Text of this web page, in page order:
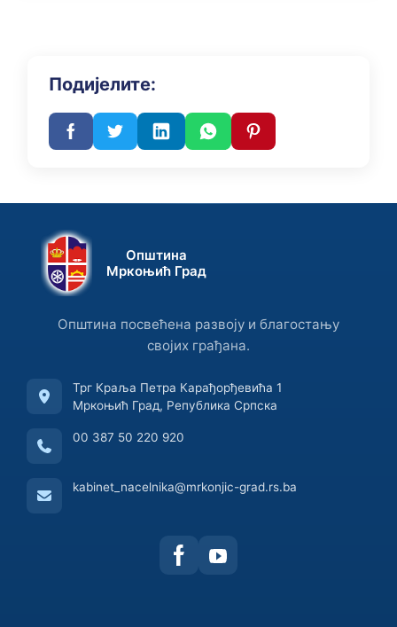
Подијелите:
Општина
Мркоњић Град
Општина посвећена развоју и благостању
својих грађана.
Трг Краља Петра Карађорђевића 1
Мркоњић Град, Република Српска
00 387 50 220 920
kabinet_nacelnika@mrkonjic-grad.rs.ba